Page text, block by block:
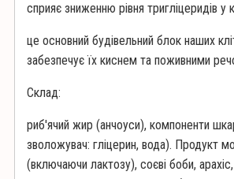
сприяє зниженню рівня тригліцеридів у
це основний будівельний блок наших
забезпечує їх киснем та поживними
Склад:
риб'ячий жир (анчоуси), компоненти
зволожувач: гліцерин, вода). Продукт
(включаючи лактозу), соєві боби, арахіс,